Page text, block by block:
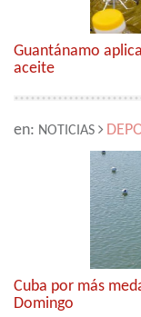
Guantánamo
aceite
en: NOTICIAS
Cuba por más
Domingo